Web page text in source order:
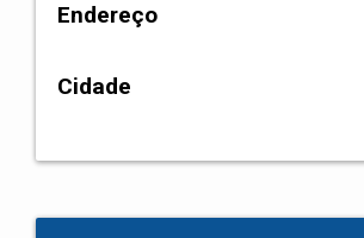
Endereço
Cidade